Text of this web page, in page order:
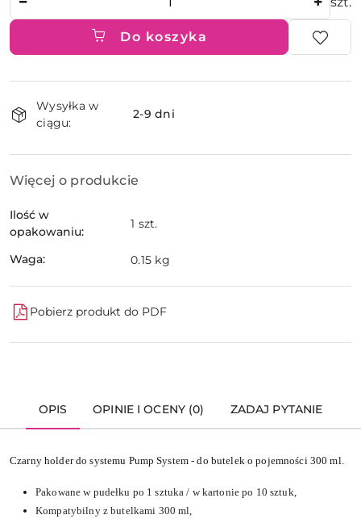
Do koszyka
i
dostawa
Wysyłka w
ciągu:
2-9 dni
Więcej o produkcie
Ilość w
opakowaniu:
1 szt.
Waga: 0.15 kg
Pobierz produkt do PDF
OPIS OPINIE I OCENY (0) ZADAJ PYTANIE
Czarny holder do systemu Pump System - do butelek o pojemności 300 ml.
Pakowane w pudełku po 1 sztuka / w kartonie po 10 sztuk,
Kompatybilny z butelkami 300 ml,